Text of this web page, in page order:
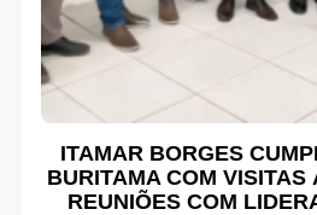
ITAMAR BORGES
BURITAMA COM VISITAS
REUNIÕES COM